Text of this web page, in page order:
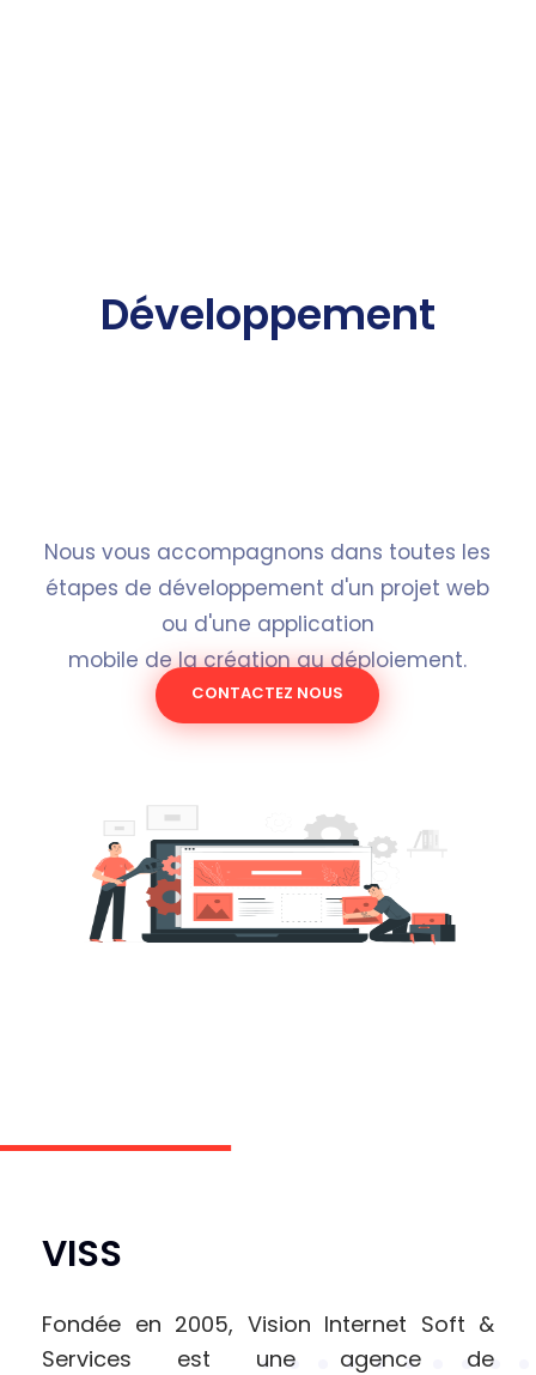
Développement
Nous vous accompagnons dans toutes les
étapes de développement d'un projet web
ou d'une application
mobile de la création au déploiement.
CONTACTEZ NOUS
VISS
Fondée en 2005, Vision Internet Soft &
Services est une agence de